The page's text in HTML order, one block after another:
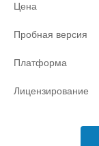
Цена
Пробная версия
Платформа
Лицензирование